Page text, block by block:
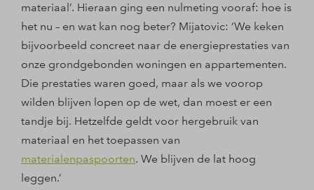
materiaal’. Hieraan ging een nulmeting vooraf: hoe is
het nu – en wat kan nog beter? Mijatovic: ‘We keken
bijvoorbeeld concreet naar de energieprestaties van
onze grondgebonden woningen en appartementen.
Die prestaties waren goed, maar als we voorop
wilden blijven lopen op de wet, dan moest er een
tandje bij. Hetzelfde geldt voor hergebruik van
materiaal en het toepassen van
materialenpaspoorten. We blijven de lat hoog
leggen.’